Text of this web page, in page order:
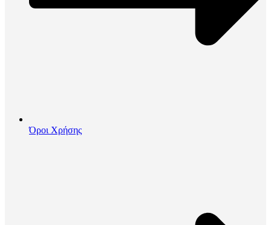
Όροι Χρήσης